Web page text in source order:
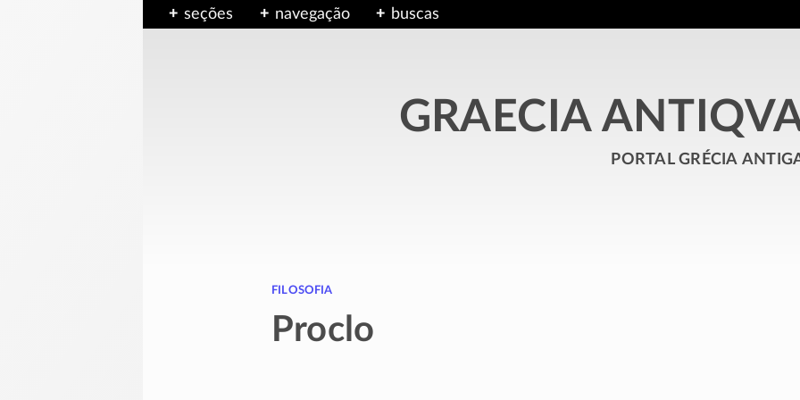
seções navegação buscas
GRAECIA
portal grécia
filosofia
Proclo